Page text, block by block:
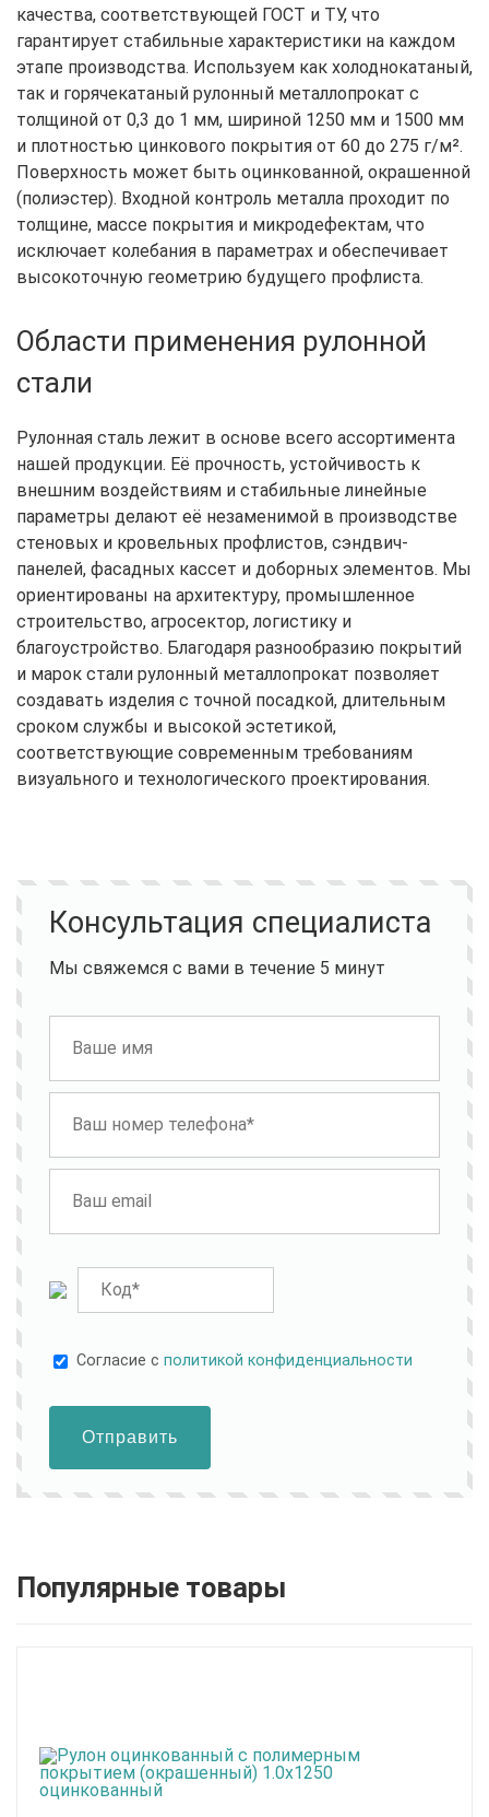
качества, соответствующей ГОСТ и ТУ, что
гарантирует стабильные характеристики на каждом
этапе производства. Используем как холоднокатаный,
так и горячекатаный рулонный металлопрокат с
толщиной от 0,3 до 1 мм, шириной 1250 мм и 1500 мм
и плотностью цинкового покрытия от 60 до 275 г/м².
Поверхность может быть оцинкованной, окрашенной
(полиэстер). Входной контроль металла проходит по
толщине, массе покрытия и микродефектам, что
исключает колебания в параметрах и обеспечивает
высокоточную геометрию будущего профлиста.
Области применения рулонной
стали
Рулонная сталь лежит в основе всего ассортимента
нашей продукции. Её прочность, устойчивость к
внешним воздействиям и стабильные линейные
параметры делают её незаменимой в производстве
стеновых и кровельных профлистов, сэндвич-
панелей, фасадных кассет и доборных элементов. Мы
ориентированы на архитектуру, промышленное
строительство, агросектор, логистику и
благоустройство. Благодаря разнообразию покрытий
и марок стали рулонный металлопрокат позволяет
создавать изделия с точной посадкой, длительным
сроком службы и высокой эстетикой,
соответствующие современным требованиям
визуального и технологического проектирования.
Консультация специалиста
Мы свяжемся с вами в течение 5 минут
Cогласие сполитикой конфиденциальности
Отправить
Популярные товары